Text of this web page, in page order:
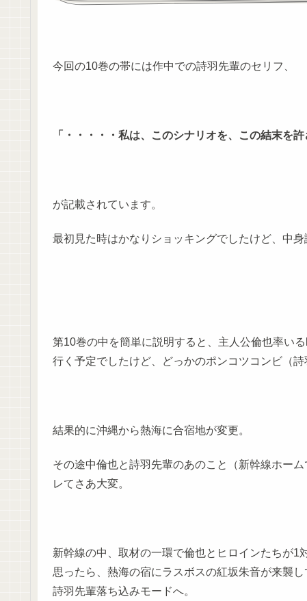
今回の10巻の帯には作中での詩羽先輩のセリフ、
「・・・・・私は、このシナリオを、 この結末を許
が記載されています。
最初見た時はかなりショッキングでしたけど、中
第10巻の中を簡単に説明すると、主人公倫也率い
行く予定でしたけど、どっかのポンコツコンビ（
結果的に沖縄から熱海に合宿地が変更。
その途中倫也と詩羽先輩のあのこと（新幹線ホー
レてさあ大変。
新幹線の中、取材の一環で倫也とヒロインたちが1
思ったら、熱海の宿にラスボスの紅坂朱音が来襲
詩羽先輩落ち込みモードへ。